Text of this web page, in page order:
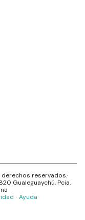
reservados.·
Gualeguaychú, Pcia.
· Ayuda